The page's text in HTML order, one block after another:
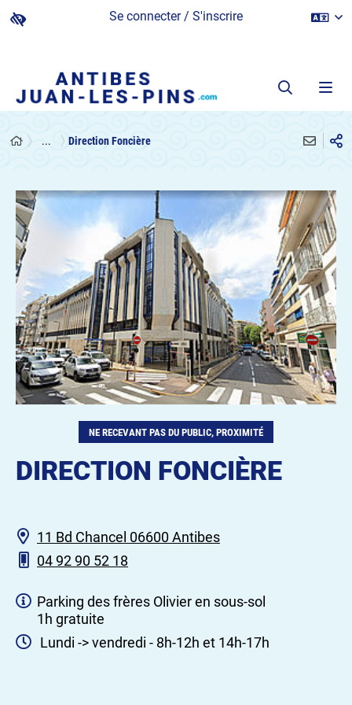
Se connecter / S'inscrire
... Direction Foncière
NE RECEVANT PAS DU PUBLIC, PROXIMITÉ
DIRECTION FONCIÈRE
11 Bd Chancel 06600 Antibes
04 92 90 52 18
Parking des frères Olivier en sous-sol
1h gratuite
Lundi -> vendredi - 8h-12h et 14h-17h